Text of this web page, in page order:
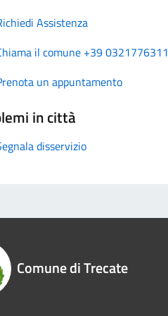
Assistenza
il comune +39 0321776311
un appuntamento
in città
disservizio
Comune di Trecate